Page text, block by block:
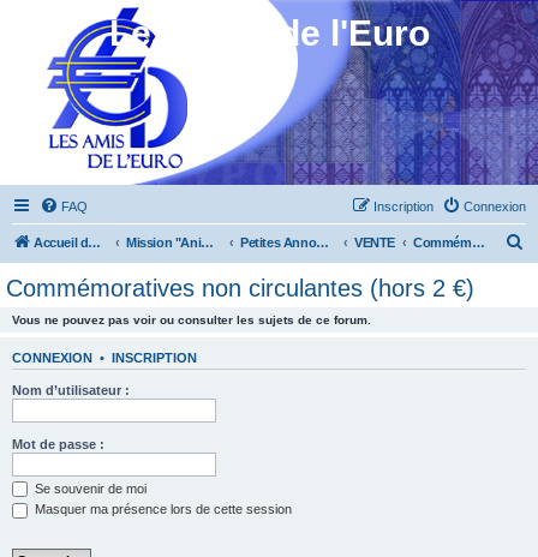
Les Amis de l'Euro
FAQ Connexion
Inscription
Accueil du forum Mission "Animation" Petites Annonces VENTE Commémoratives non circulantes (hors 2 €)
Commémoratives non circulantes (hors 2 €)
Vous ne pouvez pas voir ou consulter les sujets de ce forum.
CONNEXION • INSCRIPTION
Nom d’utilisateur :
Mot de passe :
Se souvenir de moi
Masquer ma présence lors de cette session